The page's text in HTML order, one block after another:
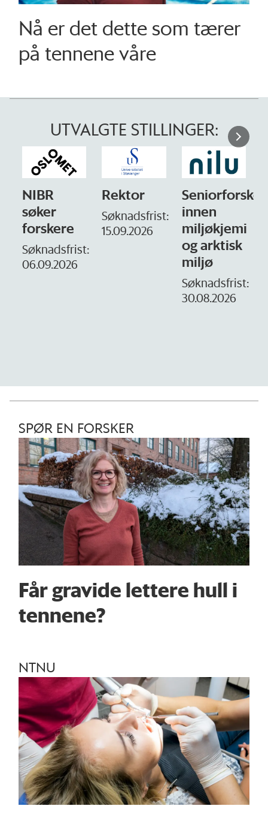
Nå er det dette som tærer
på tennene våre
UTVALGTE STILLINGER:
Rektor
Søknadsfrist:
15.09.2026
Seniorforsker
innen
miljøkjemi
Forskning.no
søker
– fast
Søknadsfrist:
16. august.
SPØR EN FORSKER
Får gravide lettere hull i
tennene?
NTNU